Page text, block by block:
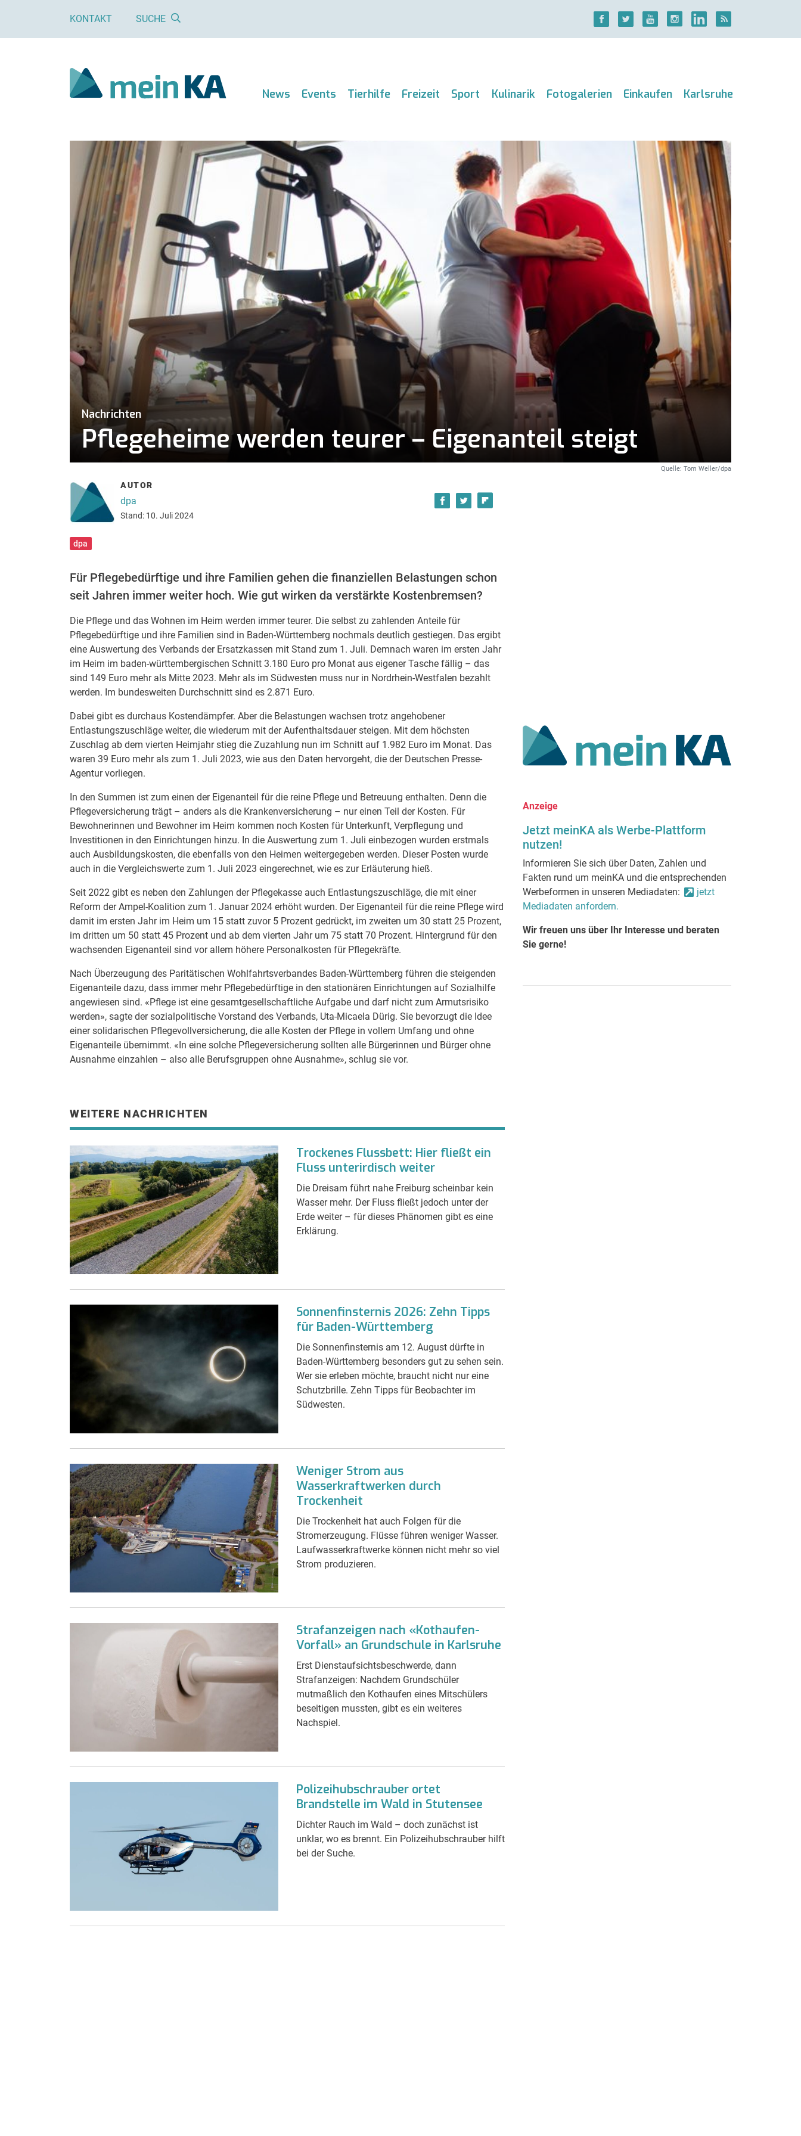
KONTAKT SUCHE
News Events Tierhilfe Freizeit Sport Kulinarik Fotogalerien Einkaufen Karlsruhe
Nachrichten
Pflegeheime werden teurer – Eigenanteil steigt
Quelle: Tom Weller/dpa
AUTOR
dpa
Stand: 10. Juli 2024
dpa
Für Pflegebedürftige und ihre Familien gehen die finanziellen Belastungen schon
seit Jahren immer weiter hoch. Wie gut wirken da verstärkte Kostenbremsen?
Die Pflege und das Wohnen im Heim werden immer teurer. Die selbst zu zahlenden Anteile für
Pflegebedürftige und ihre Familien sind in Baden-Württemberg nochmals deutlich gestiegen. Das ergibt
eine Auswertung des Verbands der Ersatzkassen mit Stand zum 1. Juli. Demnach waren im ersten Jahr
im Heim im baden-württembergischen Schnitt 3.180 Euro pro Monat aus eigener Tasche fällig – das
sind 149 Euro mehr als Mitte 2023. Mehr als im Südwesten muss nur in Nordrhein-Westfalen bezahlt
werden. Im bundesweiten Durchschnitt sind es 2.871 Euro.
Dabei gibt es durchaus Kostendämpfer. Aber die Belastungen wachsen trotz angehobener
Entlastungszuschläge weiter, die wiederum mit der Aufenthaltsdauer steigen. Mit dem höchsten
Zuschlag ab dem vierten Heimjahr stieg die Zuzahlung nun im Schnitt auf 1.982 Euro im Monat. Das
waren 39 Euro mehr als zum 1. Juli 2023, wie aus den Daten hervorgeht, die der Deutschen Presse-
Agentur vorliegen.
In den Summen ist zum einen der Eigenanteil für die reine Pflege und Betreuung enthalten. Denn die
Pflegeversicherung trägt – anders als die Krankenversicherung – nur einen Teil der Kosten. Für
Bewohnerinnen und Bewohner im Heim kommen noch Kosten für Unterkunft, Verpflegung und
Investitionen in den Einrichtungen hinzu. In die Auswertung zum 1. Juli einbezogen wurden erstmals
auch Ausbildungskosten, die ebenfalls von den Heimen weitergegeben werden. Dieser Posten wurde
auch in die Vergleichswerte zum 1. Juli 2023 eingerechnet, wie es zur Erläuterung hieß.
Seit 2022 gibt es neben den Zahlungen der Pflegekasse auch Entlastungszuschläge, die mit einer
Reform der Ampel-Koalition zum 1. Januar 2024 erhöht wurden. Der Eigenanteil für die reine Pflege wird
damit im ersten Jahr im Heim um 15 statt zuvor 5 Prozent gedrückt, im zweiten um 30 statt 25 Prozent,
im dritten um 50 statt 45 Prozent und ab dem vierten Jahr um 75 statt 70 Prozent. Hintergrund für den
wachsenden Eigenanteil sind vor allem höhere Personalkosten für Pflegekräfte.
Nach Überzeugung des Paritätischen Wohlfahrtsverbandes Baden-Württemberg führen die steigenden
Eigenanteile dazu, dass immer mehr Pflegebedürftige in den stationären Einrichtungen auf Sozialhilfe
angewiesen sind. «Pflege ist eine gesamtgesellschaftliche Aufgabe und darf nicht zum Armutsrisiko
werden», sagte der sozialpolitische Vorstand des Verbands, Uta-Micaela Dürig. Sie bevorzugt die Idee
einer solidarischen Pflegevollversicherung, die alle Kosten der Pflege in vollem Umfang und ohne
Eigenanteile übernimmt. «In eine solche Pflegeversicherung sollten alle Bürgerinnen und Bürger ohne
Ausnahme einzahlen – also alle Berufsgruppen ohne Ausnahme», schlug sie vor.
WEITERE NACHRICHTEN
Trockenes Flussbett: Hier fließt ein
Fluss unterirdisch weiter
Die Dreisam führt nahe Freiburg scheinbar kein
Wasser mehr. Der Fluss fließt jedoch unter der
Erde weiter – für dieses Phänomen gibt es eine
Erklärung.
Sonnenfinsternis 2026: Zehn Tipps
für Baden-Württemberg
Die Sonnenfinsternis am 12. August dürfte in
Baden-Württemberg besonders gut zu sehen sein.
Wer sie erleben möchte, braucht nicht nur eine
Schutzbrille. Zehn Tipps für Beobachter im
Südwesten.
Weniger Strom aus
Wasserkraftwerken durch
Trockenheit
Die Trockenheit hat auch Folgen für die
Stromerzeugung. Flüsse führen weniger Wasser.
Laufwasserkraftwerke können nicht mehr so viel
Strom produzieren.
Strafanzeigen nach «Kothaufen-
Vorfall» an Grundschule in Karlsruhe
Erst Dienstaufsichtsbeschwerde, dann
Strafanzeigen: Nachdem Grundschüler
mutmaßlich den Kothaufen eines Mitschülers
beseitigen mussten, gibt es ein weiteres
Nachspiel.
Polizeihubschrauber ortet
Brandstelle im Wald in Stutensee
Dichter Rauch im Wald – doch zunächst ist
unklar, wo es brennt. Ein Polizeihubschrauber hilft
bei der Suche.
Anzeige
Jetzt meinKA als Werbe-Plattform
nutzen!
Informieren Sie sich über Daten, Zahlen und
Fakten rund um meinKA und die entsprechenden
Werbeformen in unseren Mediadaten:
jetzt
Mediadaten anfordern.
Wir freuen uns über Ihr Interesse und beraten
Sie gerne!